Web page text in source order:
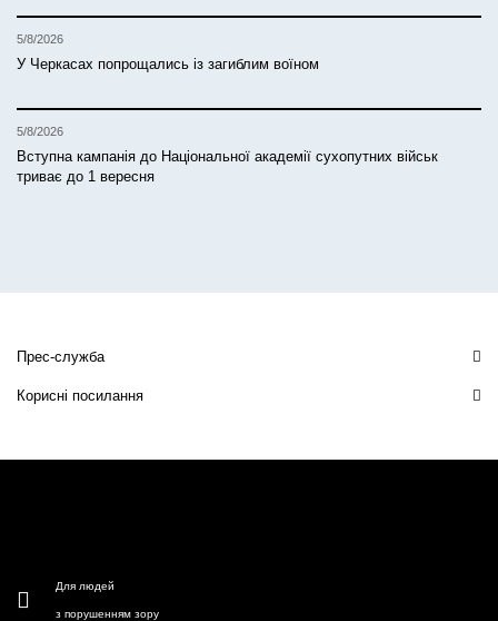
5/8/2026
У Черкасах попрощались із загиблим воїном
5/8/2026
Вступна кампанія до Національної академії сухопутних військ
триває до 1 вересня
Прес-служба
Корисні посилання
Для людей
з порушенням зору